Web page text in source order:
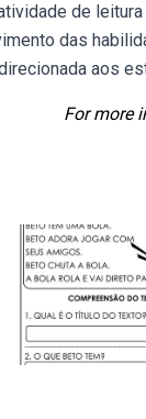
de
das
aos
For more